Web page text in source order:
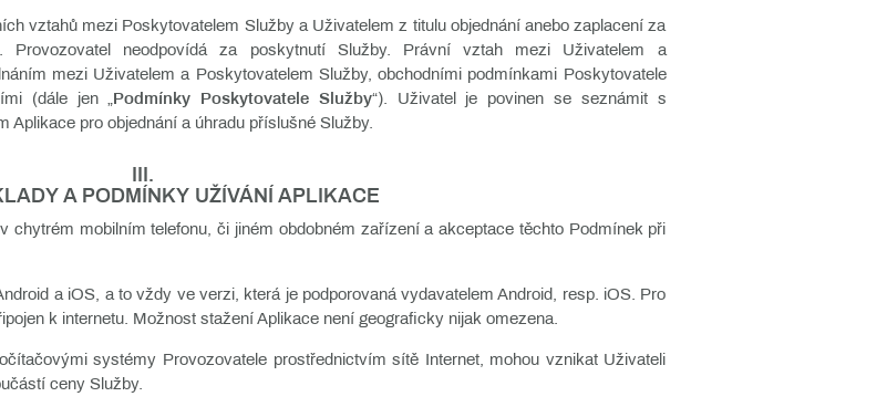
vztahů mezi Poskytovatelem Služby a Uživatelem z titulu objednání anebo zaplacení za
Provozovatel neodpovídá za poskytnutí Služby. Právní vztah mezi Uživatelem a
mezi Uživatelem a Poskytovatelem Služby, obchodními podmínkami Poskytovatele
(dále jen „ Podmínky Poskytovatele Služby“). Uživatel je povinen se seznámit s
pro objednání a úhradu příslušné Služby.
III.
A PODMÍNKY UŽÍVÁNÍ APLIKACE
chytrém mobilním telefonu, či jiném obdobném zařízení a akceptace těchto Podmínek při
a iOS, a to vždy ve verzi, která je podporovaná vydavatelem Android, resp. iOS. Pro
k internetu. Možnost stažení Aplikace není geograficky nijak omezena.
systémy Provozovatele prostřednictvím sítě Internet, mohou vznikat Uživateli
ceny Služby.